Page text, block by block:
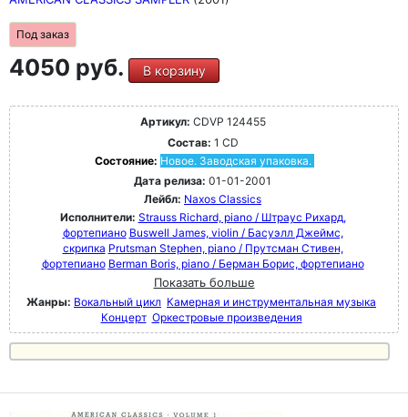
Под заказ
4050 руб. В корзину
Артикул: CDVP 124455
Состав: 1 CD
Состояние: Новое. Заводская упаковка.
Дата релиза: 01-01-2001
Лейбл: Naxos Classics
Исполнители: Strauss Richard, piano / Штраус Рихард,
фортепиано Buswell James, violin / Басуэлл Джеймс,
скрипка Prutsman Stephen, piano / Прутсман Стивен,
фортепиано Berman Boris, piano / Берман Борис, фортепиано
Показать больше
Жанры: Вокальный цикл Камерная и инструментальная музыка
Концерт Оркестровые произведения